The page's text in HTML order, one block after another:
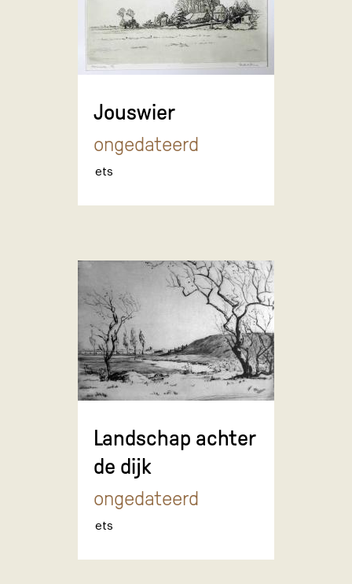
Jouswier
ongedateerd
ets
Landschap achter
de dijk
ongedateerd
ets